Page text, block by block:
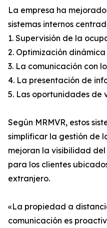
La empresa ha
sistemas internos
1. Supervisión de la
2. Optimización
3. La comunicación con
4. La presentación de
5. Las oportunidades de
Según MRMVR, estos
simplificar la gestión de
mejoran la visibilidad
para los clientes
extranjero.
«La propiedad a
comunicación es